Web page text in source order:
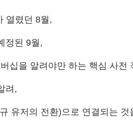
열렸던 8월,
정된 9월,
십을 알려야만 하는 핵심 사전
려,
유저의 전환)으로 연결되는